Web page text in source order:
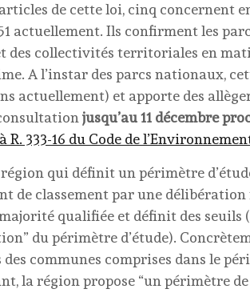
articles de cette loi, cinq concernent
actuellement. Ils confirment les
des collectivités territoriales en
A l’instar des parcs nationaux,
actuellement) et apporte des
jusqu’au 11 décembre
R. 333-16 du Code de
région qui définit un périmètre
de classement par une
qualifiée et définit des seuils
du périmètre d’étude).
communes comprises dans le
la région propose “un périmètre